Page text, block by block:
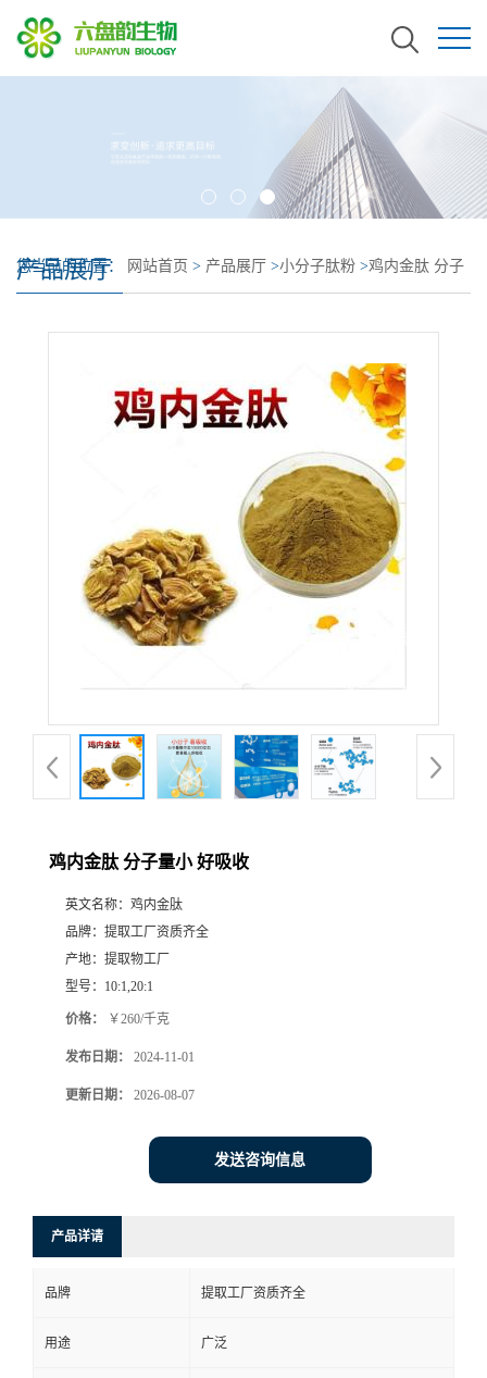
产品展厅
您当前的位置： 网站首页 > 产品展厅 >小分子肽粉 >鸡内金肽 分子
鸡内金肽 分子量小 好吸收
英文名称： 鸡内金肽
品牌： 提取工厂资质齐全
产地： 提取物工厂
型号： 10:1,20:1
价格： ￥260/千克
发布日期： 2024-11-01
更新日期： 2026-08-07
发送咨询信息
产品详请
品牌 提取工厂资质齐全
用途 广泛